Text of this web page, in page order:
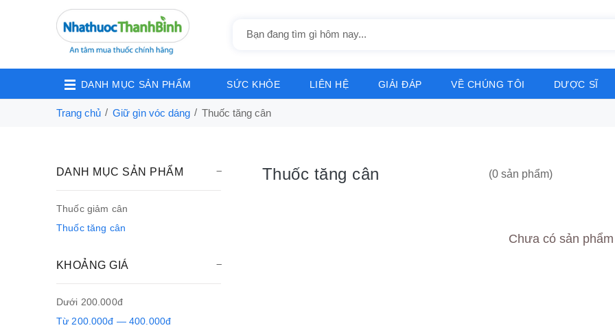
DANH MỤC SẢN PHẨM SỨC KHỎE LIÊN HỆ GIẢI ĐÁP VỀ CHÚNG TÔI DƯỢC SĨ
Trang chủ Giữ gìn vóc dáng Thuốc tăng cân
DANH MỤC SẢN PHẨM
Thuốc giảm cân
Thuốc tăng cân
KHOẢNG GIÁ
Dưới 200.000đ
Từ 200.000đ — 400.000đ
Thuốc tăng cân (0 sản phẩm)
Chưa có sản